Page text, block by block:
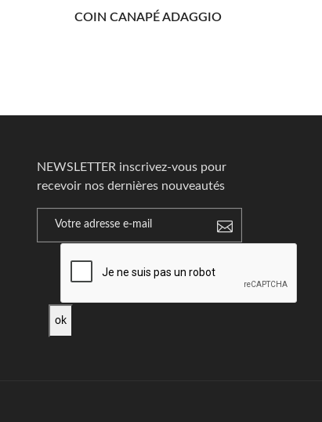
COIN CANAPÉ ADAGGIO
NEWSLETTER inscrivez-vous pour
recevoir nos dernières nouveautés